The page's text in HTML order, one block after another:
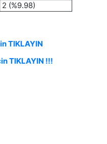
2 (%9.98)
TIKLAYIN
TIKLAYIN !!!